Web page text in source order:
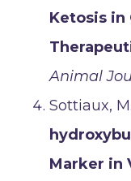
Ketosis in
Animal
Sottiaux,
Marker in